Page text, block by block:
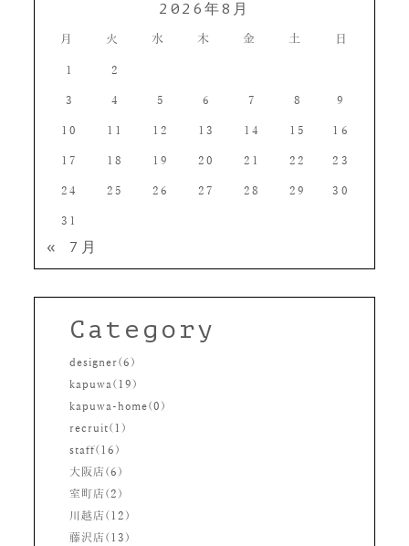
2026年8月
月 火 水 木 金 土 日
1 2
3 4 5 6 7 8 9
10 11 12 13 14 15 16
17 18 19 20 21 22 23
24 25 26 27 28 29 30
31
« 7月
Category
designer(6)
kapuwa(19)
kapuwa-home(0)
recruit(1)
staff(16)
大阪店(6)
室町店(2)
川越店(12)
藤沢店(13)